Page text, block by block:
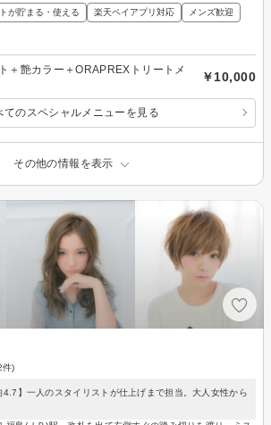
が貯まる・使える 楽天ペイアプリ対応 メンズ歓迎
＋艶カラー＋ORAPREXトリートメ
￥10,000
てのスペシャルメニューを見る
その他の情報を表示
件)
4.7】一人のスタイリストが仕上げまで担当。大人女性から